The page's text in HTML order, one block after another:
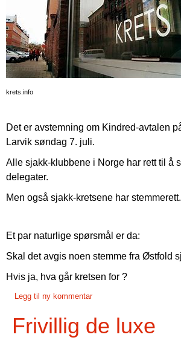
krets.info
Det er avstemning om Kindred-avtalen
Larvik søndag 7. juli.
Alle sjakk-klubbene i Norge har rett til å
delegater.
Men også sjakk-kretsene har stemmerett.
Et par naturlige spørsmål er da:
Skal det avgis noen stemme fra Østfold
Hvis ja, hva går kretsen for ?
Legg til ny kommentar
Frivillig de luxe